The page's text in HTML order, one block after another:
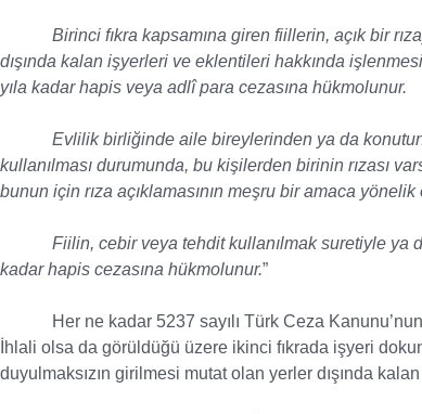
Birinci fıkra kapsamına giren fiillerin, açık bir
dışında kalan işyerleri ve eklentileri hakkında
yıla kadar hapis veya adlî para cezasına hükmolunur.
Evlilik birliğinde aile bireylerinden ya da konutun
kullanılması durumunda, bu kişilerden birinin rızası
bunun için rıza açıklamasının meşru bir amaca yönelik
Fiilin, cebir veya tehdit kullanılmak suretiyle ya da
kadar hapis cezasına hükmolunur.”
Her ne kadar 5237 sayılı Türk Ceza Kanunu’nun
İhlali olsa da görüldüğü üzere ikinci fıkrada işyeri
duyulmaksızın girilmesi mutat olan yerler dışında